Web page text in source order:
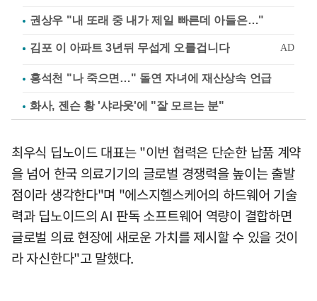
권상우 "내 또래 중 내가 제일 빠른데 아들은…"
홍석천 "나 죽으면…" 돌연 자녀에 재산상속 언급
화사, 젠슨 황 '샤라웃'에 "잘 모르는 분"
최우식 딥노이드 대표는 "이번 협력은 단순한 납품 계약
을 넘어 한국 의료기기의 글로벌 경쟁력을 높이는 출발
점이라 생각한다"며 "에스지헬스케어의 하드웨어 기술
력과 딥노이드의 AI 판독 소프트웨어 역량이 결합하면
글로벌 의료 현장에 새로운 가치를 제시할 수 있을 것이
라 자신한다"고 말했다.